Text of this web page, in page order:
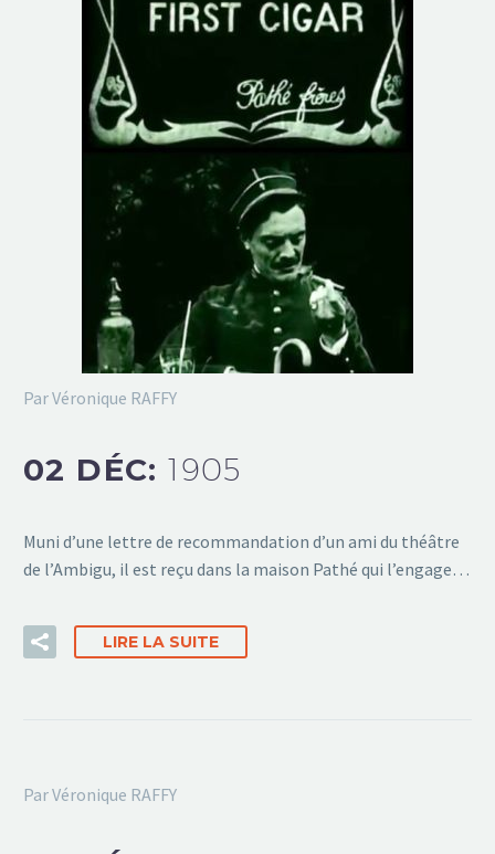
Par Véronique RAFFY
02 DÉC:1905
Muni d’une lettre de recommandation d’un ami du théâtre
de l’Ambigu, il est reçu dans la maison Pathé qui l’engage…
LIRE LA SUITE
Par Véronique RAFFY